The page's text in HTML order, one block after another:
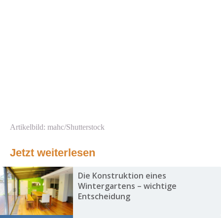
Artikelbild: mahc/Shutterstock
Jetzt weiterlesen
Die Konstruktion eines
Wintergartens – wichtige
Entscheidung